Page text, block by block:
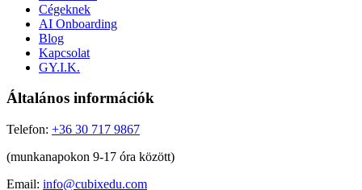
Cégeknek
AI Onboarding
Blog
Kapcsolat
GY.I.K.
Általános információk
Telefon: +36 30 717 9867
(munkanapokon 9-17 óra között)
Email: info@cubixedu.com